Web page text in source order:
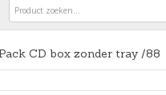
CD box zonder tray /88